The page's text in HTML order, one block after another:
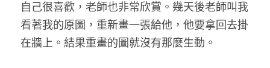
自己很喜歡，老師也非常欣賞。幾天後老師叫我
看著我的原圖，重新畫一張給他，他要拿回去掛
在牆上。結果重畫的圖就沒有那麼生動。